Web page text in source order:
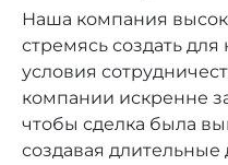
Наша компания
стремясь создать
условия
компании искренне
чтобы сделка была
создавая